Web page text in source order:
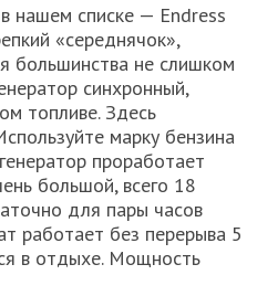
нашем списке — Endress
«середнячок»,
большинства не слишком
синхронный,
топливе. Здесь
марку бензина
проработает
большой, всего 18
для пары часов
работает без перерыва 5
в отдыхе. Мощность